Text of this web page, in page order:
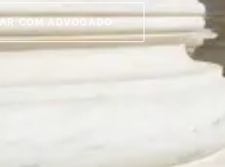
COM ADVOGADO